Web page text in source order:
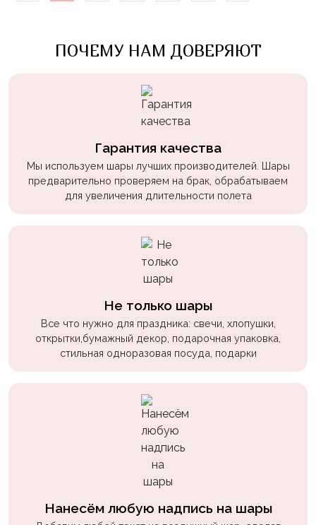
ПОЧЕМУ НАМ ДОВЕРЯЮТ
Гарантия качества
Мы используем шары лучших производителей. Шары
предварительно проверяем на брак, обрабатываем
для увеличения длительности полета
Не только шары
Все что нужно для праздника: свечи, хлопушки,
открытки,бумажный декор, подарочная упаковка,
стильная одноразовая посуда, подарки
Нанесём любую надпись на шары
Геймеров
Супергерои
пчелки
Мальчикам
Сладости